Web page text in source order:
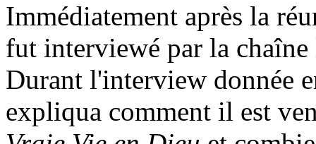
Immédiatement après la
fut interviewé par la
Durant l'interview donnée
expliqua comment il est